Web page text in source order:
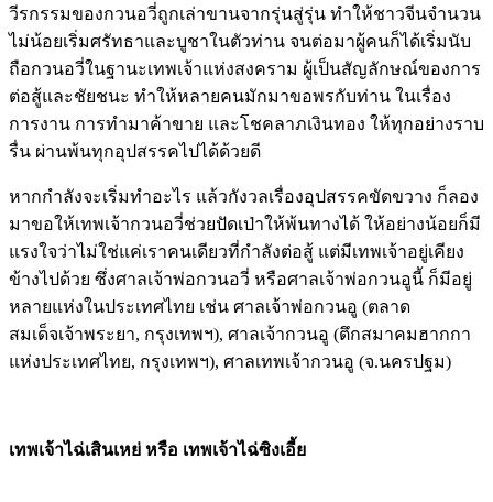
วีรกรรมของกวนอวี่ถูกเล่าขานจากรุ่นสู่รุ่น ทำให้ชาวจีนจำนวน
ไม่น้อยเริ่มศรัทธาและบูชาในตัวท่าน จนต่อมาผู้คนก็ได้เริ่มนับ
ถือกวนอวี่ในฐานะเทพเจ้าแห่งสงคราม ผู้เป็นสัญลักษณ์ของการ
ต่อสู้และชัยชนะ ทำให้หลายคนมักมาขอพรกับท่าน ในเรื่อง
การงาน การทำมาค้าขาย และโชคลาภเงินทอง ให้ทุกอย่างราบ
รื่น ผ่านพ้นทุกอุปสรรคไปได้ด้วยดี
หากกำลังจะเริ่มทำอะไร แล้วกังวลเรื่องอุปสรรคขัดขวาง ก็ลอง
มาขอให้เทพเจ้ากวนอวี่ช่วยปัดเป่าให้พ้นทางได้ ให้อย่างน้อยก็มี
แรงใจว่าไม่ใช่แค่เราคนเดียวที่กำลังต่อสู้ แต่มีเทพเจ้าอยู่เคียง
ข้างไปด้วย ซึ่งศาลเจ้าพ่อกวนอวี่ หรือศาลเจ้าพ่อกวนอูนี้ ก็มีอยู่
หลายแห่งในประเทศไทย เช่น ศาลเจ้าพ่อกวนอู​ (ตลาด
สมเด็จเจ้าพระยา, กรุงเทพฯ), ศาลเจ้ากวนอู (ตึกสมาคมฮากกา
แห่งประเทศไทย, กรุงเทพฯ), ศาลเทพเจ้ากวนอู (จ.นครปฐม)
เทพเจ้าไฉ่เสินเหย่ หรือ เทพเจ้าไฉ่ซิงเอี้ย